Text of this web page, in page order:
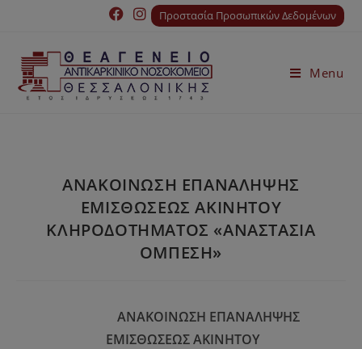
Προστασία Προσωπικών Δεδομένων
Menu
ΑΝΑΚΟΙΝΩΣΗ ΕΠΑΝΑΛΗΨΗΣ
ΕΜΙΣΘΩΣΕΩΣ ΑΚΙΝΗΤΟΥ
ΚΛΗΡΟΔΟΤΗΜΑΤΟΣ «ΑΝΑΣΤΑΣΙΑ
ΟΜΠΕΣΗ»
ΑΝΑΚΟΙΝΩΣΗ ΕΠΑΝΑΛΗΨΗΣ
ΕΜΙΣΘΩΣΕΩΣ ΑΚΙΝΗΤΟΥ